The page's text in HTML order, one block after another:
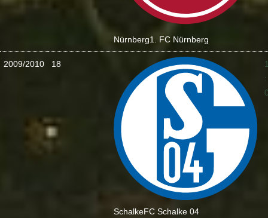
Nürnberg1. FC Nürnberg
2009/2010 18
SchalkeFC Schalke 04
: